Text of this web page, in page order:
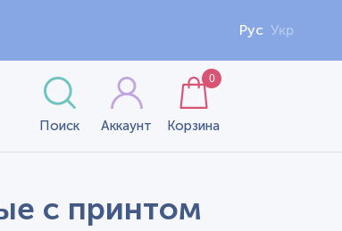
Рус Укр
Поиск Аккаунт Корзина
0
с принтом